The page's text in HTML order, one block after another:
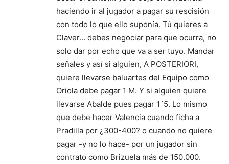
haciendo ir al jugador a pagar su rescisión
con todo lo que ello suponía. Tú quieres a
Claver… debes negociar para que ocurra, no
solo dar por echo que va a ser tuyo. Mandar
señales y así si alguien, A POSTERIORI,
quiere llevarse baluartes del Equipo como
Oriola debe pagar 1 M. Y si alguien quiere
llevarse Abalde pues pagar 1´5. Lo mismo
que debe hacer Valencia cuando ficha a
Pradilla por ¿300-400? o cuando no quiere
pagar -y no lo hace- por un jugador sin
contrato como Brizuela más de 150.000.